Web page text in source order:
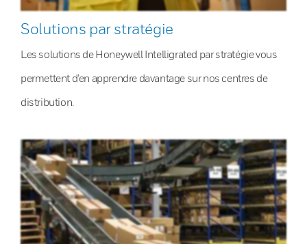
Solutions par stratégie
Les solutions de Honeywell Intelligrated par stratégie vous
permettent d’en apprendre davantage sur nos centres de
distribution.